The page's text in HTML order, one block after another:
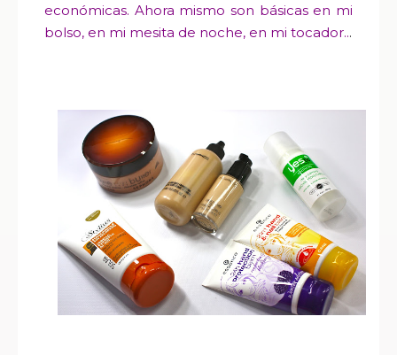
económicas. Ahora mismo son básicas en mi
bolso, en mi mesita de noche, en mi tocador...